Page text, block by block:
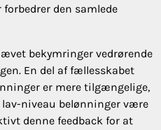
den samlede
bekymringer vedrørende
En del af fællesskabet
er mere tilgængelige,
niveau belønninger være
denne feedback for at